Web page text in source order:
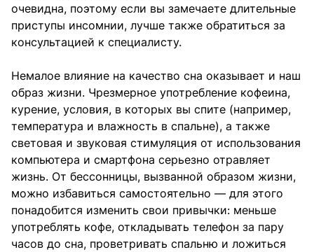
очевидна, поэтому если вы замечаете длительные
приступы инсомнии, лучше также обратиться за
консультацией к специалисту.
Немалое влияние на качество сна оказывает и наш
образ жизни. Чрезмерное употребление кофеина,
курение, условия, в которых вы спите (например,
температура и влажность в спальне), а также
световая и звуковая стимуляция от использования
компьютера и смартфона серьезно отравляет
жизнь. От бессонницы, вызванной образом жизни,
можно избавиться самостоятельно — для этого
понадобится изменить свои привычки: меньше
употреблять кофе, откладывать телефон за пару
часов до сна, проветривать спальню и ложиться